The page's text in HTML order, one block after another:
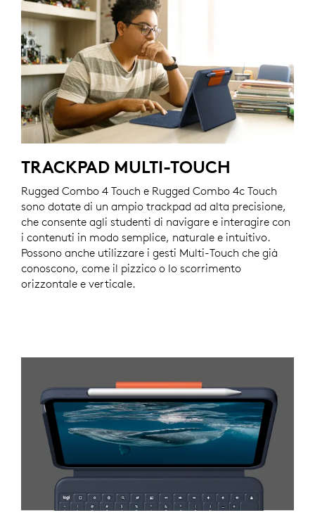
TRACKPAD MULTI-TOUCH
Rugged Combo 4 Touch e Rugged Combo 4c Touch
sono dotate di un ampio trackpad ad alta precisione,
che consente agli studenti di navigare e interagire con
i contenuti in modo semplice, naturale e intuitivo.
Possono anche utilizzare i gesti Multi-Touch che già
conoscono, come il pizzico o lo scorrimento
orizzontale e verticale.